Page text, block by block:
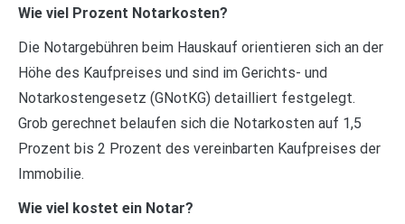
Wie viel Prozent Notarkosten?
Die Notargebühren beim Hauskauf orientieren sich an der
Höhe des Kaufpreises und sind im Gerichts- und
Notarkostengesetz (GNotKG) detailliert festgelegt.
Grob gerechnet belaufen sich die Notarkosten auf 1,5
Prozent bis 2 Prozent des vereinbarten Kaufpreises der
Immobilie.
Wie viel kostet ein Notar?